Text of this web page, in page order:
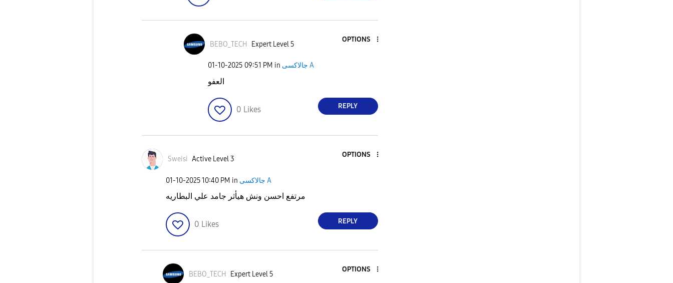
BEBO_TECH Expert Level 5
OPTIONS
‎01-10-2025 09:51 PM in جالاكسى A
العفو
0 Likes REPLY
Sweisi Active Level 3
OPTIONS
‎01-10-202510:40 PM in جالاكسى A
مرتفع احسن ونش هيأثر جامد علي البطاريه
0 Likes REPLY
BEBO_TECH Expert Level 5
OPTIONS